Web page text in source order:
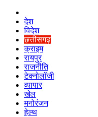
देश
विदेश
छत्तीसगढ़
क्राइम
रायपुर
राजनीति
टेक्नोलॉजी
व्यापार
खेल
मनोरंजन
हेल्थ